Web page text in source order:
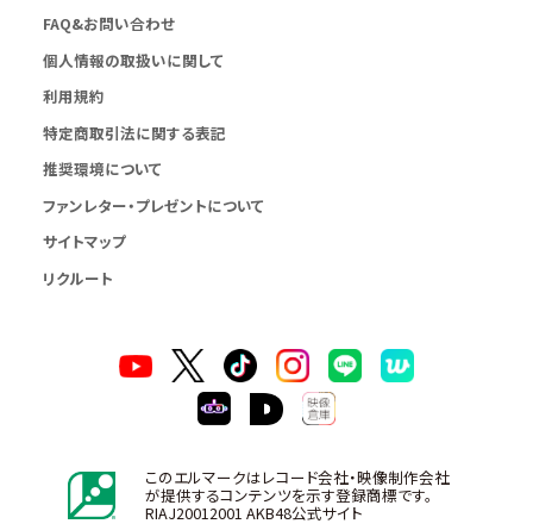
FAQ&お問い合わせ
個人情報の取扱いに関して
利用規約
特定商取引法に関する表記
推奨環境について
ファンレター・プレゼントについて
サイトマップ
リクルート
このエルマークはレコード会社・映像制作会社
が提供するコンテンツを示す登録商標です。
RIAJ20012001 AKB48公式サイト